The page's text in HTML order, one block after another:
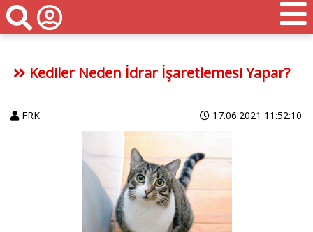
Kediler Neden İdrar İşaretlemesi Yapar?
FRK 17.06.2021 11:52:10